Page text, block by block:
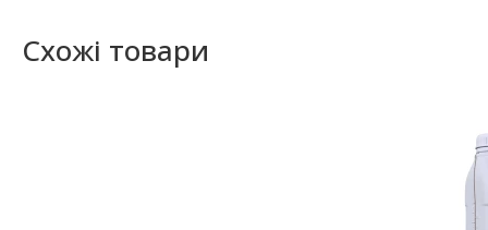
Схожі товари